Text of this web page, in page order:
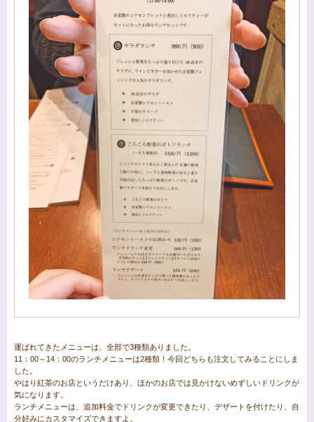
運ばれてきたメニューは、全部で3種類ありました。
11：00～14：00のランチメニューは2種類！今回どちらも注文してみることにしま
した。
やはり紅茶のお店というだけあり、ほかのお店では見かけないめずしいドリンクが
気になります。
ランチメニューは、追加料金でドリンクが変更できたり、デザートを付けたり、自
分好みにカスタマイズできますよ。